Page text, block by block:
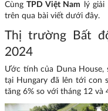
CùngTPD Việt Nam lý
trên qua bài viết dưới đây.
Thị trường Bất
2024
Ước tính của Duna House,
tại Hungary đã lên tới con
tăng 6% so với tháng 12 và